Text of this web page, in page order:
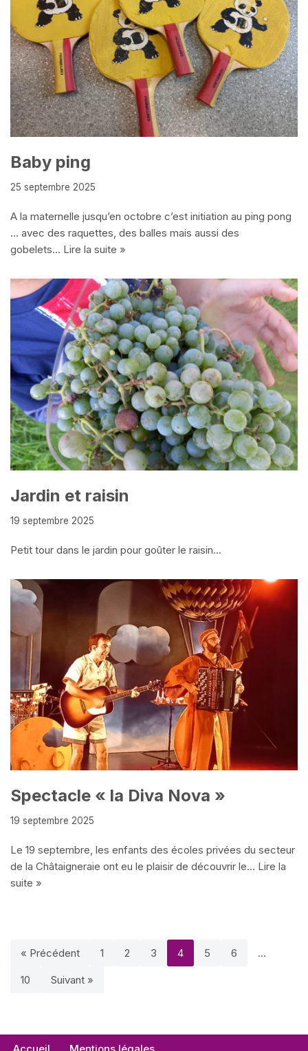
Baby ping
25 septembre 2025
A la maternelle jusqu’en octobre c’est initiation au ping pong
… avec des raquettes, des balles mais aussi des
gobelets… Lire la suite »
Jardin et raisin
19 septembre 2025
Petit tour dans le jardin pour goûter le raisin…
Spectacle « la Diva Nova »
19 septembre 2025
Le 19 septembre, les enfants des écoles privées du secteur
de la Châtaigneraie ont eu le plaisir de découvrir le… Lire la
suite »
« Précédent 1 2 3 4 5 6 …
10 Suivant »